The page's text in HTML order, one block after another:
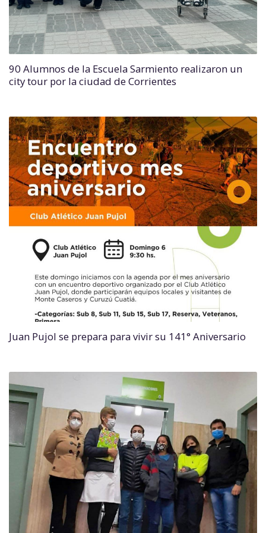
90 Alumnos de la Escuela Sarmiento realizaron un
city tour por la ciudad de Corrientes
Juan Pujol se prepara para vivir su 141° Aniversario